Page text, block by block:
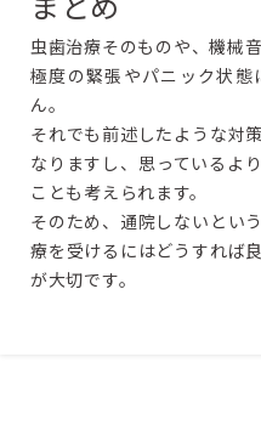
虫歯治療そのものや、機械
極度の緊張やパニック状
ん。
それでも前述したような対
なりますし、思っているよ
ことも考えられます。
そのため、通院しないとい
療を受けるにはどうすれば
が大切です。